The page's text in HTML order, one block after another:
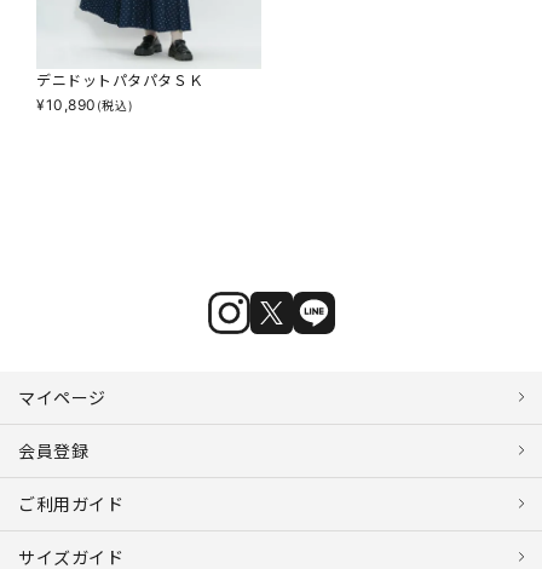
デニドットパタパタＳＫ
¥10,890 (税込)
マイページ
会員登録
ご利用ガイド
サイズガイド